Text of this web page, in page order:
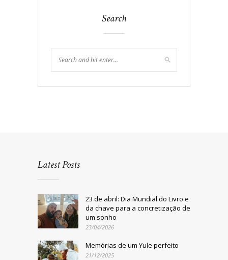
Search
Latest Posts
23 de abril: Dia Mundial do Livro e
da chave para a concretização de
um sonho
23/04/2026
Memórias de um Yule perfeito
21/12/2025